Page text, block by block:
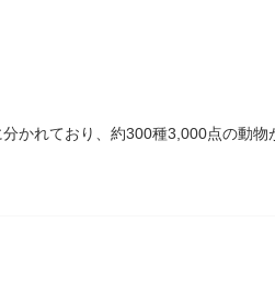
徳川家光公が、日光東照宮までお参
別公開が実施されることもあるので
。手塚治虫のユニコのお守りなど愛
かれており、約300種3,000点の動物